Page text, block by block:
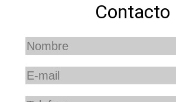
Contacto